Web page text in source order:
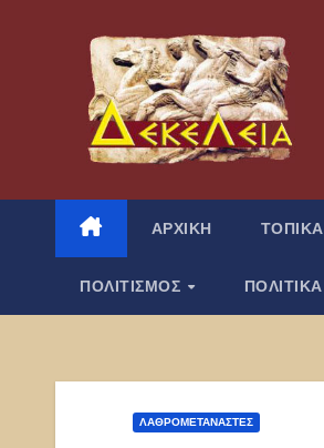
περιεχόμενο
ΑΡΧΙΚΗ ΤΟΠΙΚΑ
ΠΟΛΙΤΙΣΜΟΣ ΠΟΛΙΤΙΚΑ
ΛΑΘΡΟΜΕΤΑΝΑΣΤΕΣ